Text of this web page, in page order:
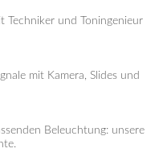
Techniker und Toningenieur
mit Kamera, Slides und
Beleuchtung: unsere